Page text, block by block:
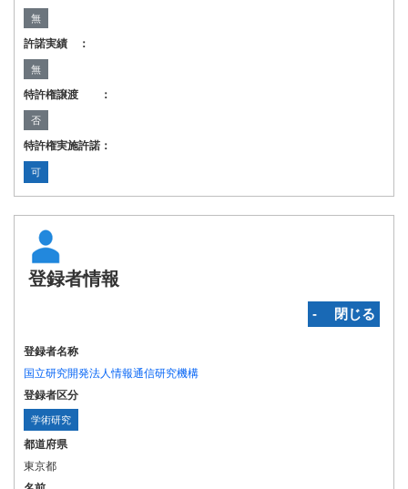
無
許諾実績 ：
無
特許権譲渡 ：
否
特許権実施許諾：
可
登録者情報
‐ 閉じる
登録者名称
国立研究開発法人情報通信研究機構
登録者区分
学術研究
都道府県
東京都